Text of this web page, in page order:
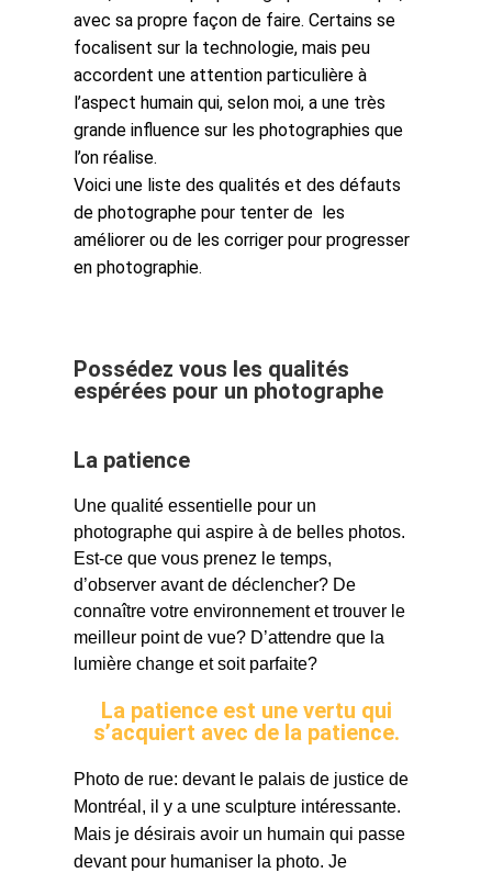
avec sa propre façon de faire. Certains se
focalisent sur la technologie, mais peu
accordent une attention particulière à
l’aspect humain qui, selon moi, a une très
grande influence sur les photographies que
l’on réalise.
Voici une liste des qualités et des défauts
de photographe pour tenter de les
améliorer ou de les corriger pour progresser
en photographie.
Possédez vous les qualités
espérées pour un photographe
La patience
Une qualité essentielle pour un
photographe qui aspire à de belles photos.
Est-ce que vous prenez le temps,
d’observer avant de déclencher? De
connaître votre environnement et trouver le
meilleur point de vue? D’attendre que la
lumière change et soit parfaite?
La patience est une vertu qui
s’acquiert avec de la patience.
Photo de rue: devant le palais de justice de
Montréal, il y a une sculpture intéressante.
Mais je désirais avoir un humain qui passe
devant pour humaniser la photo. Je